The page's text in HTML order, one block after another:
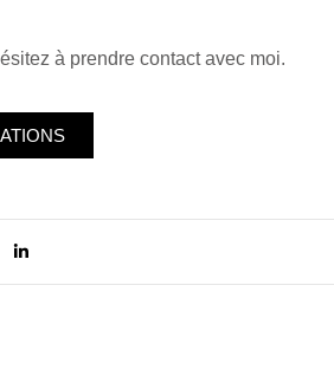
à prendre contact avec moi.